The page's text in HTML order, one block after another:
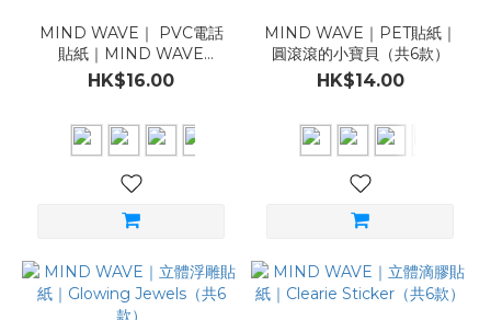
MIND WAVE｜ PVC電話
貼紙｜MIND WAVE
Seal（共6款）
HK$16.00
MIND WAVE｜PET貼紙｜
圓滾滾的小寶貝（共6款）
HK$14.00